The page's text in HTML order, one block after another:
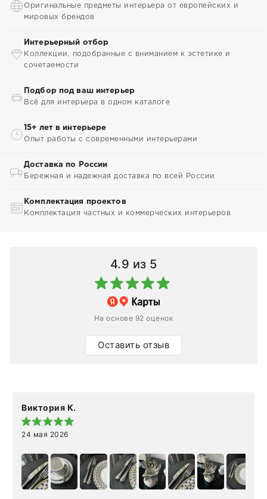
Оригинальные предметы интерьера от европейских и
мировых брендов
Интерьерный отбор
Коллекции, подобранные с вниманием к эстетике и
сочетаемости
Подбор под ваш интерьер
Всё для интерьера в одном каталоге
15+ лет в интерьере
Опыт работы с современными интерьерами
Доставка по России
Бережная и надежная доставка по всей России
Комплектация проектов
Комплектация частных и коммерческих интерьеров
4.9 из 5
На основе 92 оценок
Оставить отзыв
Виктория К.
24 мая 2026